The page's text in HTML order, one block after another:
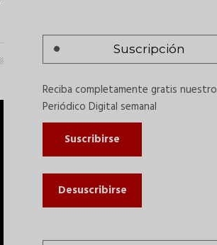
Suscripción
Reciba completamente gratis nuestro
Periódico Digital semanal
Suscribirse
Desuscribirse